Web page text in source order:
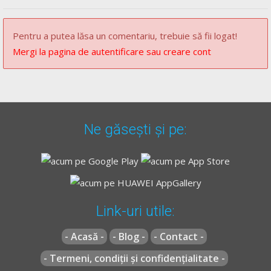
Explicația completă a indicatorului --> Presemnalizare trecere
de pietoni
[...]
Presemnalizare trecere pentru pietoni
** Regulament = REGULAMENT de aplicare a OUG
actualizat (Regulamentul codului rutier)
Pentru a putea lăsa un comentariu, trebuie să fii logat!
Mergi la pagina de autentificare sau creare cont
Ne găsești și pe:
Link-uri utile:
- Acasă - - Blog -
- Contact -
- Termeni, condiții și confidențialitate -